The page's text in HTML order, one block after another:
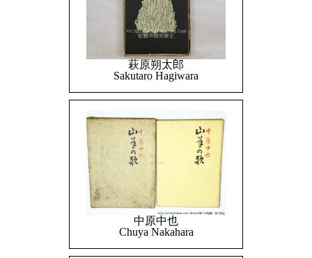
萩原朔太郎
Sakutaro Hagiwara
中原中也
Chuya Nakahara